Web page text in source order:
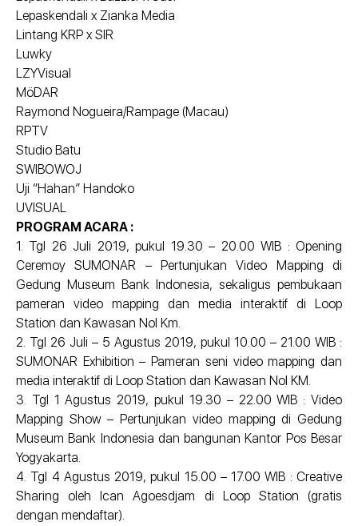
Lepaskendali x Zianka Media
Lintang KRP x SIR
Luwky
LZYVisual
MöDAR
Raymond Nogueira/Rampage (Macau)
RPTV
Studio Batu
SWIBOWOJ
Uji “Hahan” Handoko
UVISUAL
PROGRAM ACARA :
1. Tgl 26 Juli 2019, pukul 19.30 – 20.00 WIB : Opening
Ceremoy SUMONAR – Pertunjukan Video Mapping di
Gedung Museum Bank Indonesia, sekaligus pembukaan
pameran video mapping dan media interaktif di Loop
Station dan Kawasan Nol Km.
2. Tgl 26 Juli – 5 Agustus 2019, pukul 10.00 – 21.00 WIB :
SUMONAR Exhibition – Pameran seni video mapping dan
media interaktif di Loop Station dan Kawasan Nol KM.
3. Tgl 1 Agustus 2019, pukul 19.30 – 22.00 WIB : Video
Mapping Show – Pertunjukan video mapping di Gedung
Museum Bank Indonesia dan bangunan Kantor Pos Besar
Yogyakarta.
4. Tgl 4 Agustus 2019, pukul 15.00 – 17.00 WIB : Creative
Sharing oleh Ican Agoesdjam di Loop Station (gratis
dengan mendaftar).